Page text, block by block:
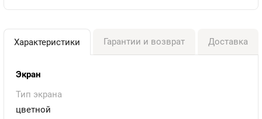
Характеристики Гарантии и возврат Доставка
Экран
Тип экрана
цветной